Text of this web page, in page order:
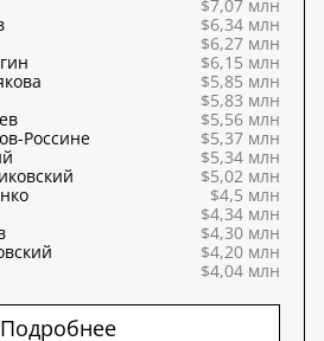
$7,07 млн
$6,34 млн
$6,27 млн
$6,15 млн
$5,85 млн
$5,83 млн
$5,56 млн
Россине
$5,37 млн
$5,34 млн
$5,02 млн
$4,5 млн
$4,34 млн
$4,30 млн
$4,20 млн
$4,04 млн
Подробнее